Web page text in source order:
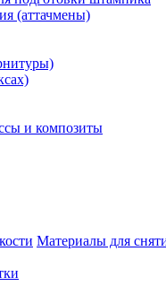
(аттачмены)
и композиты
Материалы для